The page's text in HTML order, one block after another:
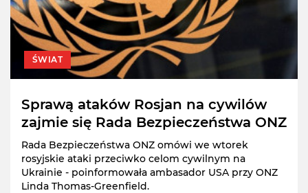
ŚWIAT
Sprawą ataków Rosjan na cywilów
zajmie się Rada Bezpieczeństwa ONZ
Rada Bezpieczeństwa ONZ omówi we wtorek
rosyjskie ataki przeciwko celom cywilnym na
Ukrainie - poinformowała ambasador USA przy ONZ
Linda Thomas-Greenfield.